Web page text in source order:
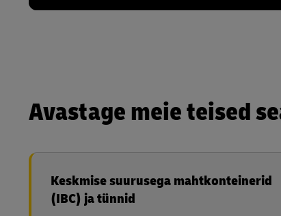
Avastage meie teised
Keskmise suurusega mahtkonteinerid
(IBC) ja tünnid